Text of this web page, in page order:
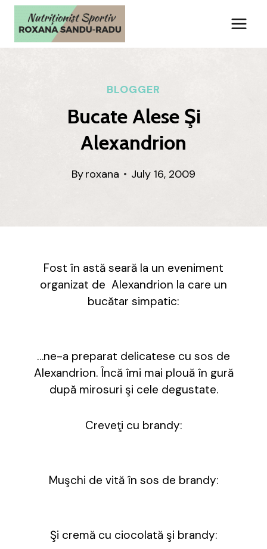
Skip
content
BLOGGER
Bucate Alese Şi
Alexandrion
Byroxana July 16, 2009
Fost în astă seară la un eveniment
organizat de Alexandrion la care un
bucătar simpatic:
…ne-a preparat delicatese cu sos de
Alexandrion. Încă îmi mai plouă în gură
după mirosuri şi cele degustate.
Creveţi cu brandy:
Muşchi de vită în sos de brandy:
Şi cremă cu ciocolată şi brandy: